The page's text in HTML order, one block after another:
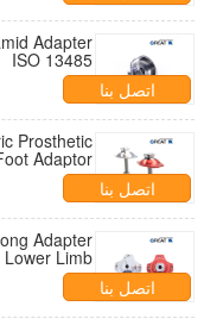
Adapter
ISO 13485
اتصل بنا
Prosthetic
Adaptor
اتصل بنا
Adapter
Lower Limb
اتصل بنا